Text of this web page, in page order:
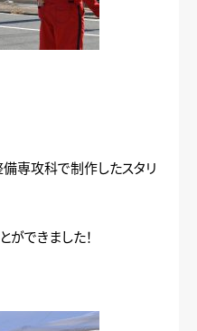
専攻科で制作したスタリ
ができました！